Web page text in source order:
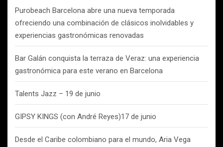
Purobeach Barcelona abre una nueva temporada
ofreciendo una combinación de clásicos inolvidables y
experiencias gastronómicas renovadas
Bar Galán conquista la terraza de Veraz: una experiencia
gastronómica para este verano en Barcelona
Talents Jazz – 19 de junio
GIPSY KINGS (con André Reyes)17 de junio
Desde el Caribe colombiano para el mundo, Aria Vega